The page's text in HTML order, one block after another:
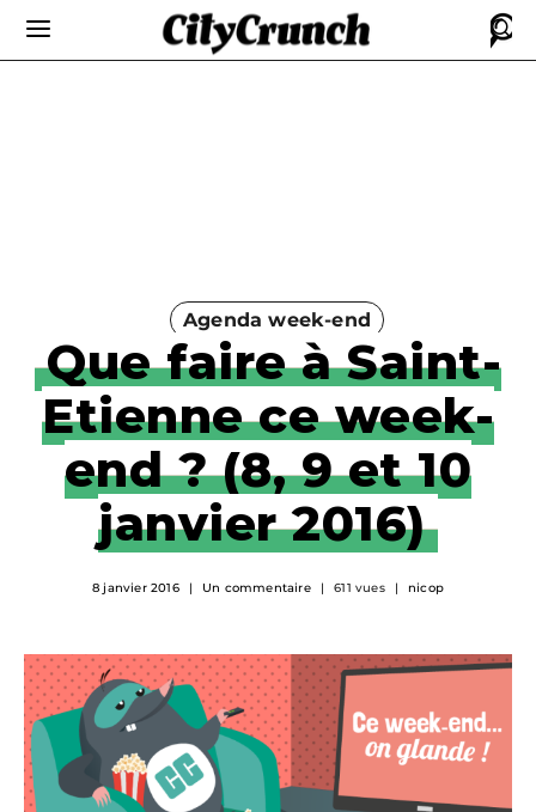
Agenda week-end
Que faire à Saint-
Etienne ce week-
end ? (8, 9 et 10
janvier 2016)
8 janvier 2016 Un commentaire 611 vues nicop